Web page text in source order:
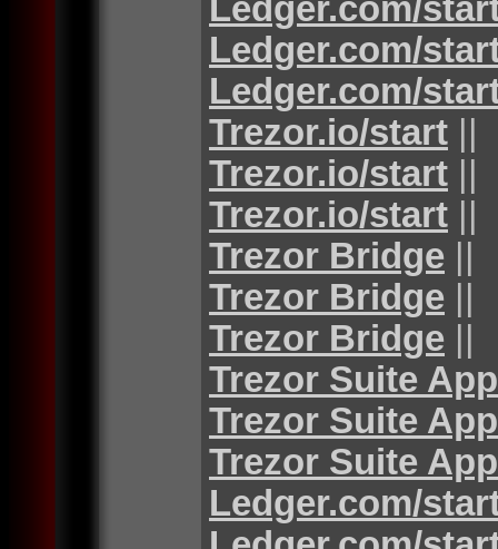
Ledger.com/
Ledger.com/
Trezor.io/start ||
Trezor.io/start ||
Trezor.io/start ||
Trezor Bridge ||
Trezor Bridge ||
Trezor Bridge ||
Trezor Suite App
Trezor Suite App
Trezor Suite App
Ledger.com/